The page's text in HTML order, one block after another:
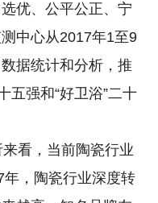
优、公平公正、宁
中心从2017年1至9
据统计和分析，推
五强和“好卫浴”二十
看，当前陶瓷行业
，陶瓷行业深度转